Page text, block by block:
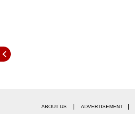
ABOUT US ADVERTISEMENT